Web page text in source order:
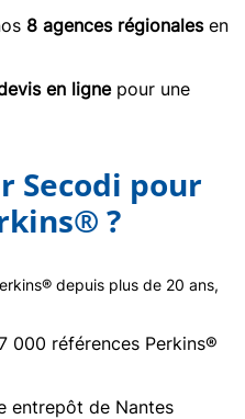
8 agences régionalesen
en lignepour une
Secodi pour
?
depuis plus de 20 ans,
000 références Perkins®
entrepôt de Nantes